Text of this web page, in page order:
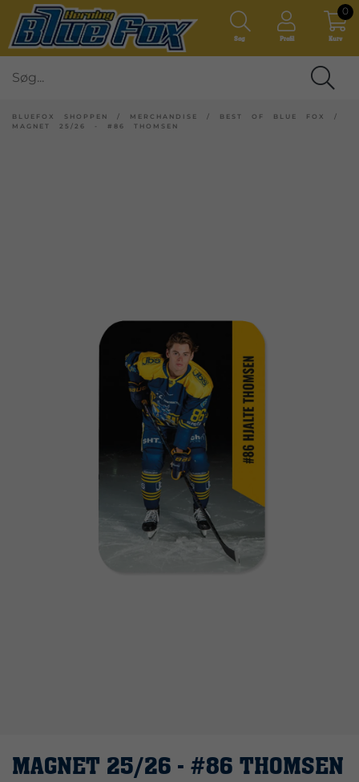
Søg Profil Kurv
0
BLUEFOX SHOPPEN / MERCHANDISE / BEST OF BLUE FOX
/
MAGNET 25/26 - #86 THOMSEN
MAGNET 25/26 - #86 THOMSEN